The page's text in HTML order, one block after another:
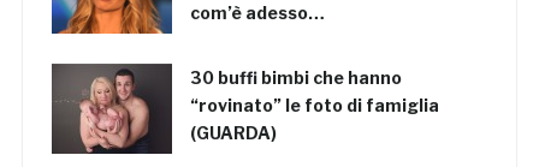
com’è adesso…
30 buffi bimbi che hanno
“rovinato” le foto di famiglia
(GUARDA)